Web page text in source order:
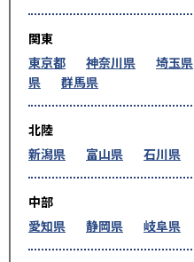
関東
東京都
神奈川県 埼玉県
県
群馬県
北陸
新潟県
富山県 石川県
中部
愛知県
静岡県 岐阜県